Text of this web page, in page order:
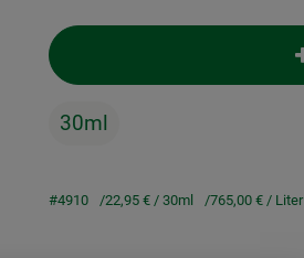
30ml
#4910 22,95 € / 30ml 765,00 € / Liter